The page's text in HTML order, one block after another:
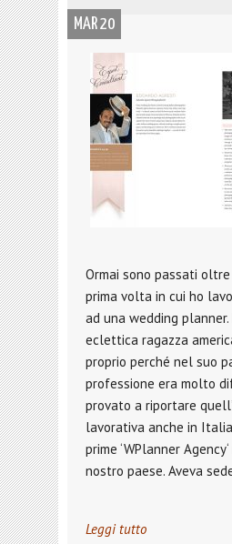
MAR 20
Ormai sono passati
prima volta in cui ho
ad una wedding planner.
eclettica ragazza
proprio perché nel suo
professione era molto
provato a riportare
lavorativa anche in
prime ‘WPlanner
nostro paese. Aveva
Leggi tutto